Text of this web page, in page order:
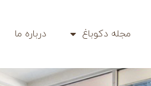
مجله دکوباغ درباره ما